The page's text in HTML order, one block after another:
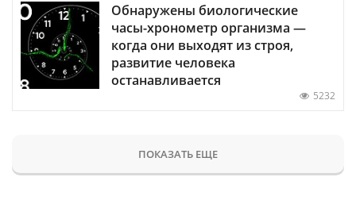
Обнаружены биологические
часы-хронометр организма —
когда они выходят из строя,
развитие человека
останавливается
5232
ПОКАЗАТЬ ЕЩЕ